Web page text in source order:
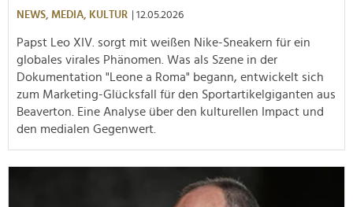
NEWS, MEDIA, KULTUR | 12.05.2026
Papst Leo XIV. sorgt mit weißen Nike-Sneakern für ein
globales virales Phänomen. Was als Szene in der
Dokumentation "Leone a Roma" begann, entwickelt sich
zum Marketing-Glücksfall für den Sportartikelgiganten aus
Beaverton. Eine Analyse über den kulturellen Impact und
den medialen Gegenwert.